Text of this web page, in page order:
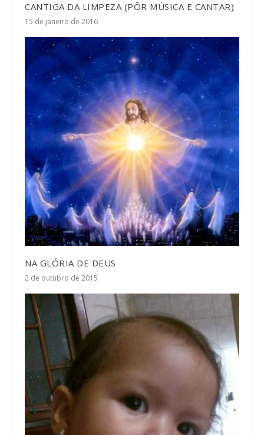
CANTIGA DA LIMPEZA (PÔR MÚSICA E CANTAR)
15 de janeiro de 2016
NA GLÓRIA DE DEUS
2 de outubro de 2015